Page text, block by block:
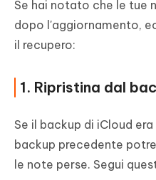
Se hai notato che le tue
dopo l'aggiornamento,
il recupero:
1. Ripristina dal
Se il backup di iCloud
backup precedente
le note perse. Segui